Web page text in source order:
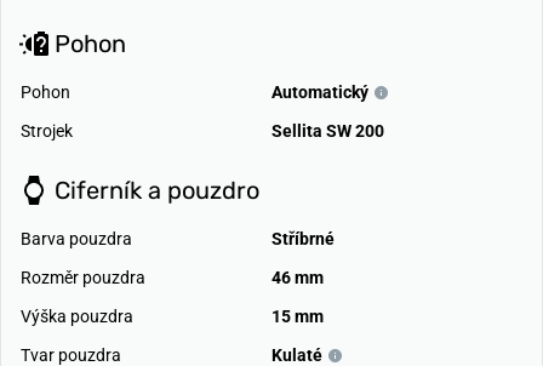
Pohon
Pohon
Automatický
Strojek
Sellita SW 200
Ciferník a pouzdro
Barva pouzdra
Stříbrné
Rozměr pouzdra
46 mm
Výška pouzdra
15 mm
Tvar pouzdra
Kulaté